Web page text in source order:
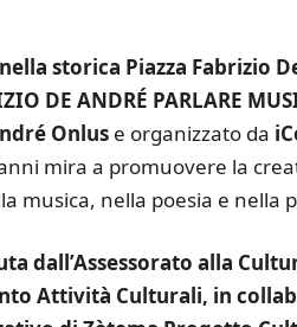
storica Piazza Fabrizio
DE ANDRÉ PARLARE
Onlus e organizzato da
mira a promuovere la
musica, nella poesia e nella
dall’Assessorato alla
Attività Culturali, in